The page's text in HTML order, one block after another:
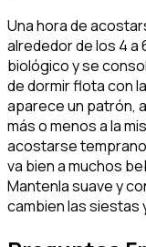
Una hora de
alrededor de los 4 a
biológico y se
de dormir flota con
aparece un patrón,
más o menos a la
acostarse
va bien a muchos
Mantenla suave y
cambien las siestas